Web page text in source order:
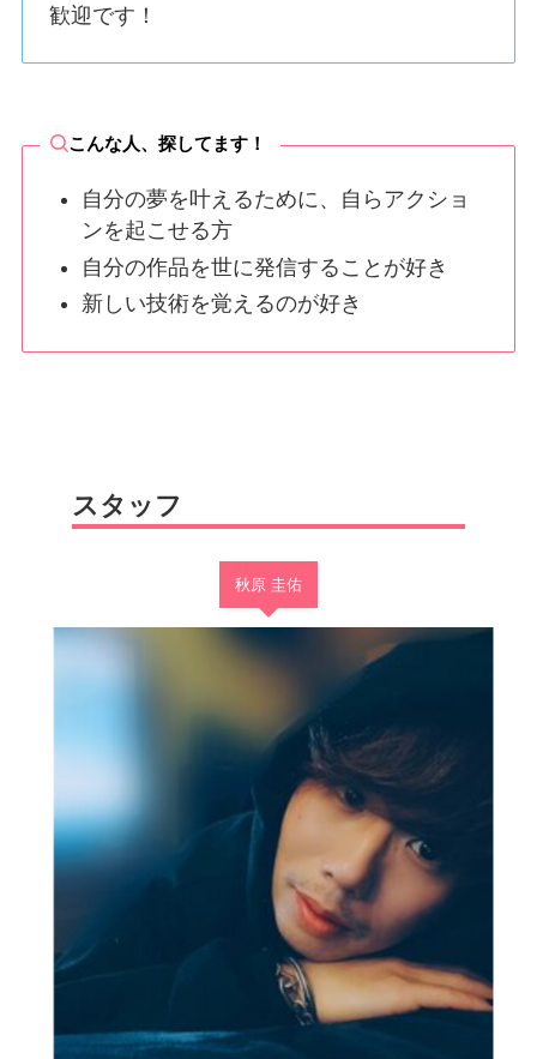
歓迎です！
こんな人、探してます！
自分の夢を叶えるために、自らアクショ
ンを起こせる方
自分の作品を世に発信することが好き
新しい技術を覚えるのが好き
スタッフ
秋原 圭佑